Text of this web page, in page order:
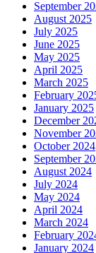
September
August 2025
July 2025
June 2025
May 2025
April 2025
March 2025
February
January 2025
December
November
October 2024
September
August 2024
July 2024
May 2024
April 2024
March 2024
February
January 2024